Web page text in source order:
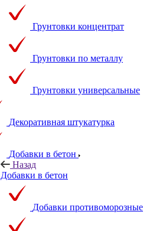
Грунтовки концентрат
Грунтовки по металлу
Грунтовки универсальные
Декоративная штукатурка
Добавки в бетон
Назад
Добавки в бетон
Добавки противоморозные